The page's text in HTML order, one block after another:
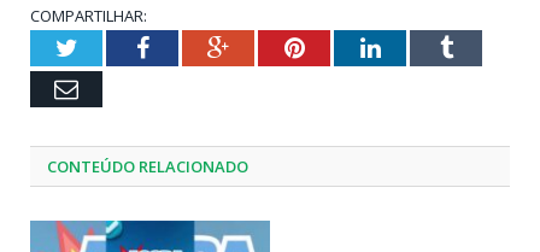
COMPARTILHAR:
TwitterFacebookGoogle+PinterestLinkedInTumblr
Email
CONTEÚDO RELACIONADO